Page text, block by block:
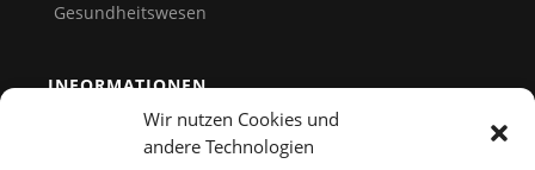
Wir nutzen Cookies und
andere Technologien
Gesundheitswesen
INFORMATIONEN